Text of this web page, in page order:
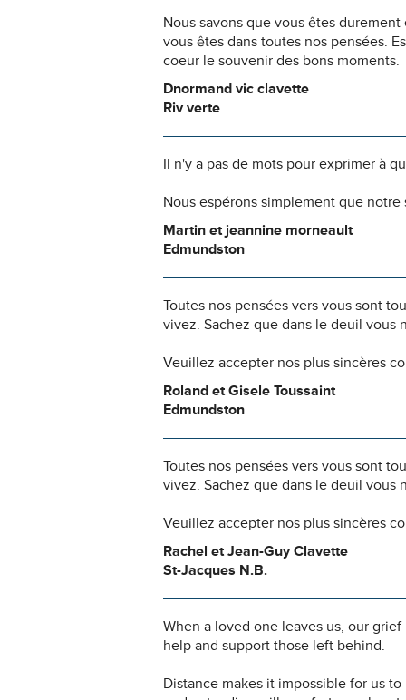
Nous savons que vous êtes
vous êtes dans toutes nos pensées.
coeur le souvenir des bons moments.
Dnormand vic clavette
Riv verte
Il n'y a pas de mots pour exprimer à
Nous espérons simplement que
Martin et jeannine morneault
Edmundston
Toutes nos pensées vers vous sont
vivez. Sachez que dans le deuil vous
Veuillez accepter nos plus sincères
Roland et Gisele Toussaint
Edmundston
Toutes nos pensées vers vous sont
vivez. Sachez que dans le deuil vous
Veuillez accepter nos plus sincères
Rachel et Jean-Guy Clavette
St-Jacques N.B.
When a loved one leaves us, our
help and support those left behind.
Distance makes it impossible for us